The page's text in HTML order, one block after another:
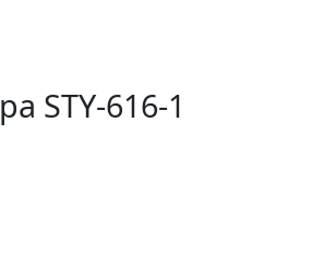
STY-616-1